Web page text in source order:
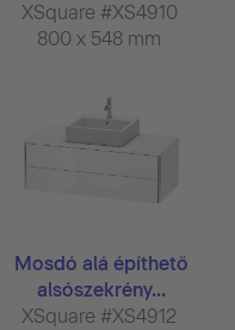
XSquare #XS4910
800 x 548 mm
Mosdó alá építhető
alsószekrény...
XSquare #XS4912